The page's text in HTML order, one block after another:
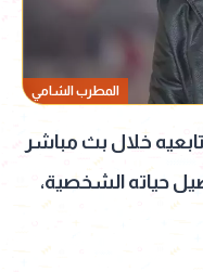
المطرب الشامي
خلال بث مباشر
حياته الشخصية،